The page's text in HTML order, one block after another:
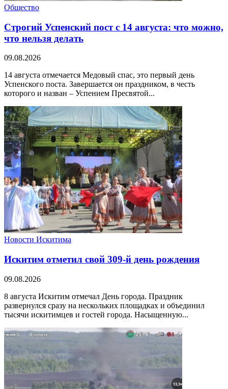
Общество
Строгий Успенский пост с 14 августа: что можно,
что нельзя делать
09.08.2026
14 августа отмечается Медовый спас, это первый день
Успенского поста. Завершается он праздником, в честь
которого и назван – Успением Пресвятой...
Новости Искитима
Искитим отметил свой 309-й день рождения
09.08.2026
8 августа Искитим отмечал День города. Праздник
развернулся сразу на нескольких площадках и объединил
тысячи искитимцев и гостей города. Насыщенную...